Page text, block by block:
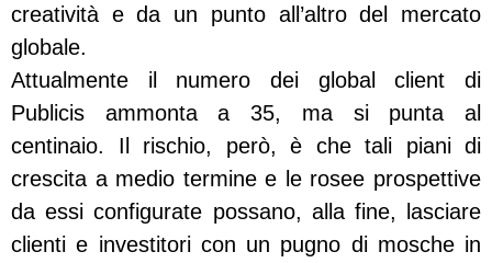
creatività e da un punto all’altro del mercato
globale.
Attualmente il numero dei global client di
Publicis ammonta a 35, ma si punta al
centinaio. Il rischio, però, è che tali piani di
crescita a medio termine e le rosee prospettive
da essi configurate possano, alla fine, lasciare
clienti e investitori con un pugno di mosche in